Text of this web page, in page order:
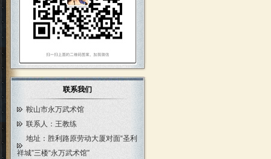
联系我们
鞍山市永万武术馆
联系人：王教练
地址：胜利路原劳动大厦对面“圣利
祥城”三楼“永万武术馆”